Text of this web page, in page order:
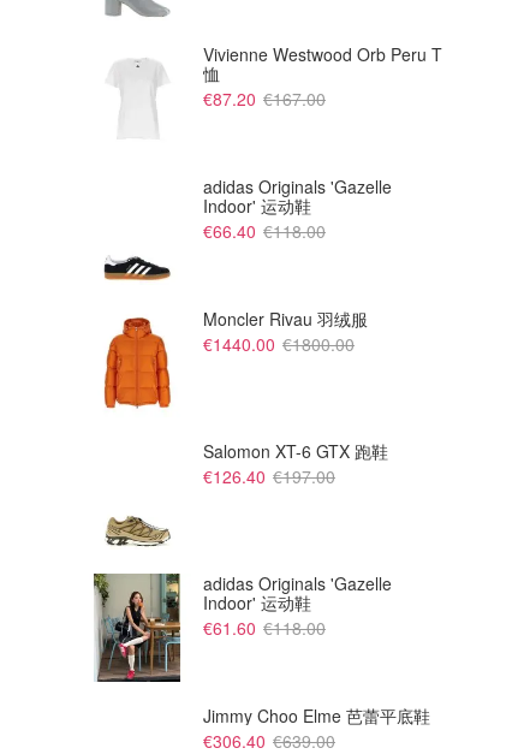
€120.00
Acne Studios 棉质T恤短袖白
€84.00
Vivienne Westwood Orb Peru T
恤
€87.20 €167.00
adidas Originals 'Gazelle
Indoor' 运动鞋
€66.40 €118.00
Moncler Rivau 羽绒服
€1440.00 €1800.00
Salomon XT-6 GTX 跑鞋
€126.40 €197.00
adidas Originals 'Gazelle
Indoor' 运动鞋
€61.60 €118.00
Jimmy Choo Elme 芭蕾平底鞋
€306.40 €639.00